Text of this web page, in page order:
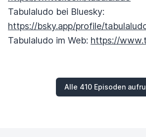
Tabulaludo bei Bluesky:
https://bsky.app/profile/
Tabulaludo im Web: https://
Alle 410 Episoden